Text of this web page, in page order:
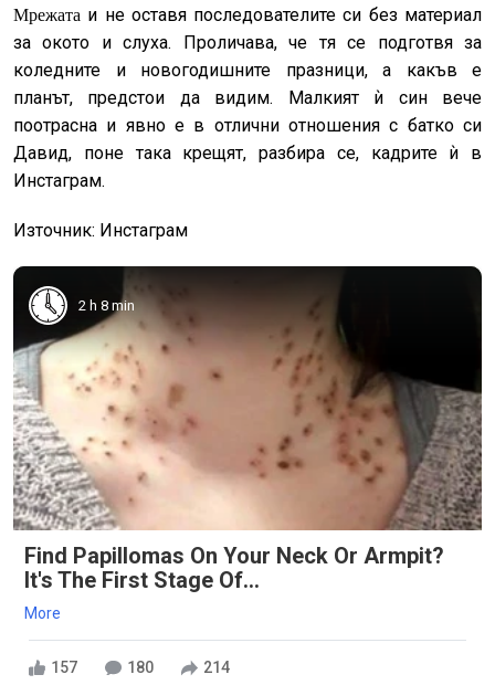
Мрежата и не оставя последователите си без материал
за окото и слуха. Проличава, че тя се подготвя за
коледните и новогодишните празници, а какъв е
планът, предстои да видим. Малкият ѝ син вече
поотрасна и явно е в отлични отношения с батко си
Давид, поне така крещят, разбира се, кадрите ѝ в
Инстаграм.
Източник: Инстаграм
2 h 8 min
Find Papillomas On Your Neck Or Armpit?
It's The First Stage Of...
More
157 180 214